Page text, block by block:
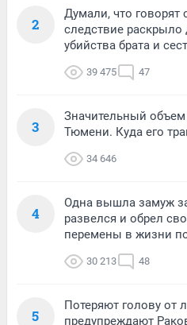
2
Думали, что говорят
следствие раскрыло
убийства брата и
39 475 47
3
Значительный
Тюмени. Куда его
34 646
4
Одна вышла замуж
развелся и обрел
перемены в жизни
30 213 48
5
Потеряют голову от
предупреждают